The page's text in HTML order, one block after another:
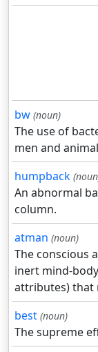
bw (noun)
The use of
men and
humpback
An abnormal
column.
atman (noun)
The conscious
inert mind-
attributes) that
best (noun)
The supreme